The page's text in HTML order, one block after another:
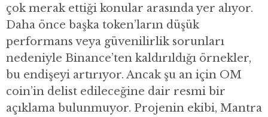
çok merak ettiği konular arasında yer alıyor.
Daha önce başka token’ların düşük
performans veya güvenilirlik sorunları
nedeniyle Binance’ten kaldırıldığı örnekler,
bu endişeyi artırıyor. Ancak şu an için OM
coin’in delist edileceğine dair resmi bir
açıklama bulunmuyor. Projenin ekibi, Mantra